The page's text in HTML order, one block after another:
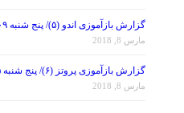
گزارش بازآموزی اندو (۵)/ پنج شنبه ۱۳۹۶/۰۹/۰۹
مارس 8, 2018
گزارش بازآموزی پروتز (۶)/ پنج شنبه ۹۶/۰۸/۲۵
مارس 8, 2018